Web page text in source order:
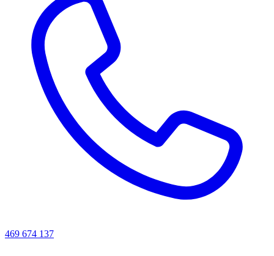
469 674 137